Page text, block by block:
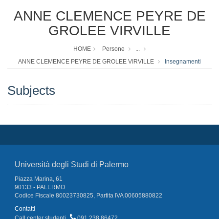
ANNE CLEMENCE PEYRE DE
GROLEE VIRVILLE
HOME Persone
...
ANNE CLEMENCE PEYRE DE GROLEE VIRVILLE
Insegnamenti
Subjects
Università degli Studi di Palermo
Piazza Marina, 61
90133 - PALERMO
Codice Fiscale 80023730825, Partita IVA 00605880822
Contatti